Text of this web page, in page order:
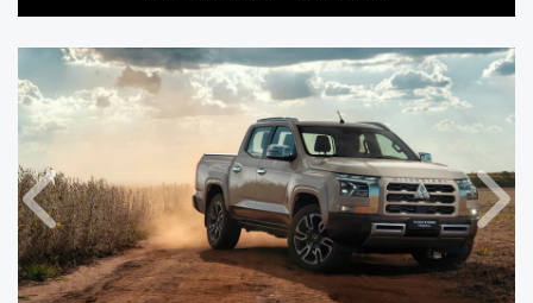
Anterior